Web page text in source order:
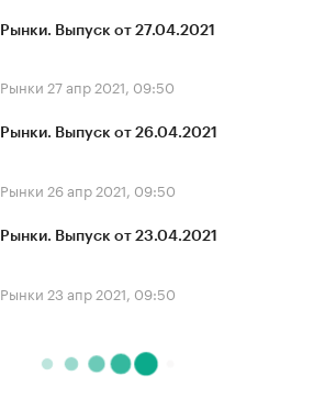
Рынки. Выпуск от 27.04.2021
Рынки 27 апр 2021, 09:50
Рынки. Выпуск от 26.04.2021
Рынки 26 апр 2021, 09:50
Рынки. Выпуск от 23.04.2021
Рынки 23 апр 2021, 09:50